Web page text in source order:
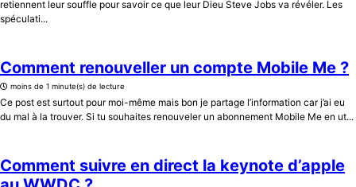
retiennent leur souffle pour savoir ce que leur Dieu Steve Jobs va révéler. Les
spéculati...
Comment renouveller un compte Mobile Me ?
moins de 1 minute(s) de lecture
Ce post est surtout pour moi-même mais bon je partage l’information car j’ai eu
du mal à la trouver. Si tu souhaites renouveler un abonnement Mobile Me en ut...
Comment suivre en direct la keynote d’apple